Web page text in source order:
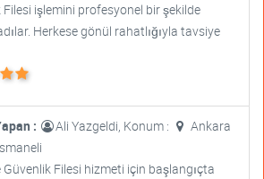
Filesi işlemini profesyonel bir şekilde
Herkese gönül rahatlığıyla tavsiye
: Ali Yazgeldi, Konum :
Ankara
Filesi hizmeti için başlangıçta